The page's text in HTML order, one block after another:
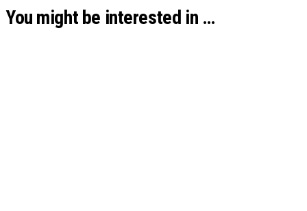
You might be interested in …